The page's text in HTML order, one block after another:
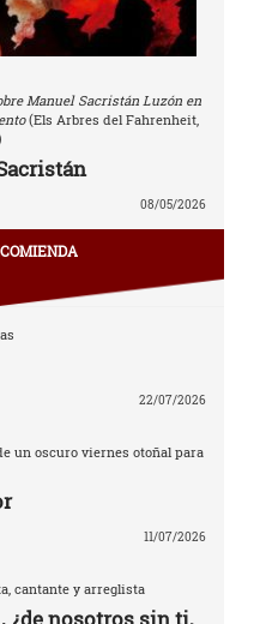
Manuel Sacristán Luzón en
(Els Arbres del Fahrenheit,
08/05/2026
22/07/2026
un oscuro viernes otoñal para
11/07/2026
cantante y arreglista
¿de nosotros sin ti,